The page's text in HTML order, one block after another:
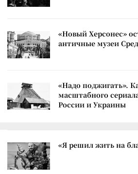
«Новый Херсонес»
античные музеи
«Надо поджигать».
масштабного
России и Украины
«Я решил жить на